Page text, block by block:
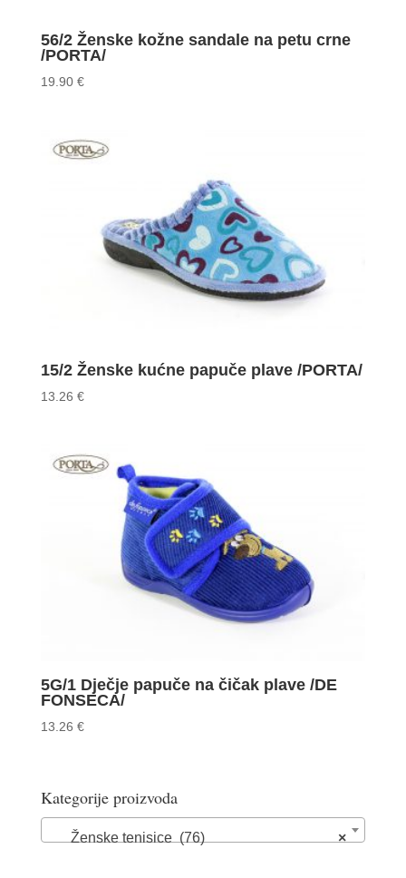
56/2 Ženske kožne sandale na petu crne
/PORTA/
19.90 €
15/2 Ženske kućne papuče plave /PORTA/
13.26 €
5G/1 Dječje papuče na čičak plave /DE
FONSECA/
13.26 €
Kategorije proizvoda
×
Ženske tenisice (76)